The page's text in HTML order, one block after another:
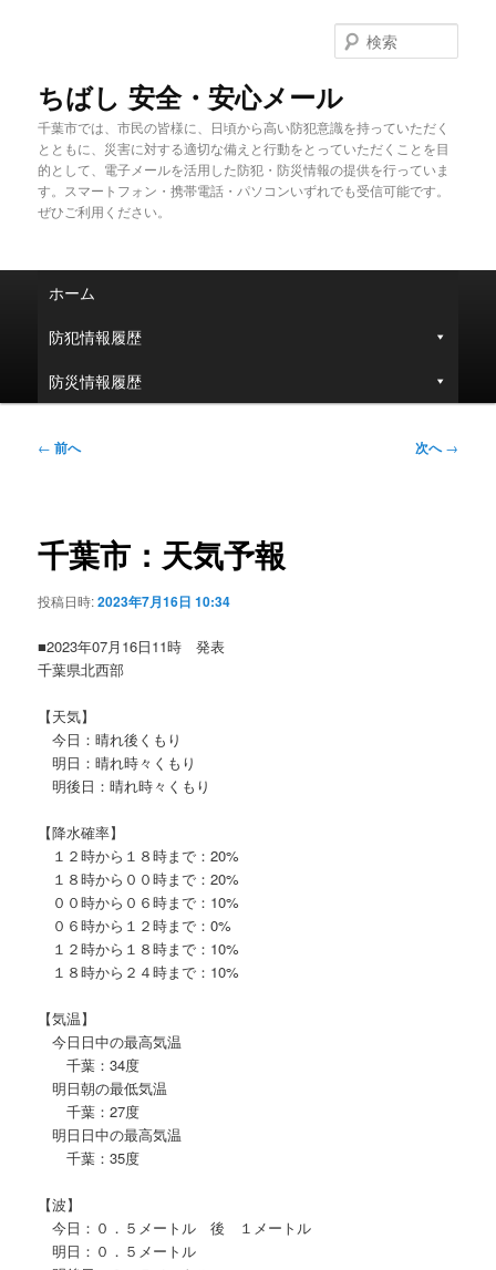
ちばし 安全・安心メール
千葉市では、市民の皆様に、日頃から高い防犯意識を持っていただく
とともに、災害に対する適切な備えと行動をとっていただくことを目
的として、電子メールを活用した防犯・防災情報の提供を行っていま
す。スマートフォン・携帯電話・パソコンいずれでも受信可能です。
ぜひご利用ください。
索
ュ
ホーム
防犯情報履歴
防災情報履歴
投
ゲ
ー
ョ
← 前へ 次へ→
千葉市：天気予報
投稿日時:2023年7月16日 10:34
■2023年07月16日11時 発表
千葉県北西部
【天気】
今日：晴れ後くもり
明日：晴れ時々くもり
明後日：晴れ時々くもり
【降水確率】
１２時から１８時まで：20%
１８時から００時まで：20%
００時から０６時まで：10%
０６時から１２時まで：0%
１２時から１８時まで：10%
１８時から２４時まで：10%
【気温】
今日日中の最高気温
千葉：34度
明日朝の最低気温
千葉：27度
明日日中の最高気温
千葉：35度
【波】
今日：０．５メートル 後 １メートル
明日：０．５メートル